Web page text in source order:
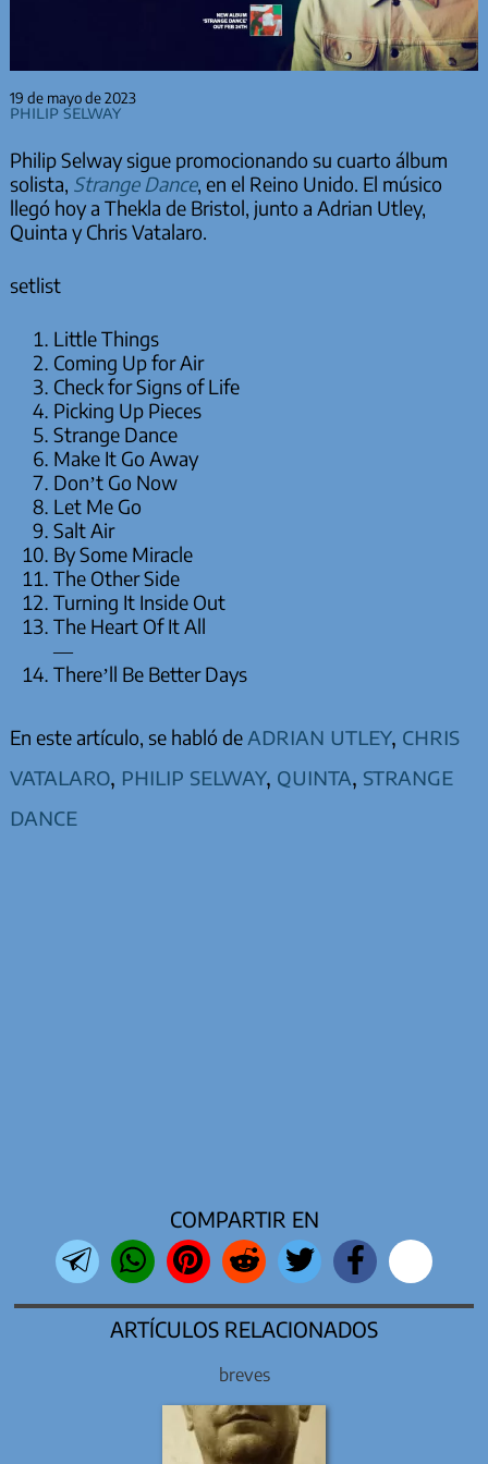
19 de mayo de 2023
Philip Selway
Philip Selway sigue promocionando su cuarto álbum
solista, Strange Dance, en el Reino Unido. El músico
llegó hoy a Thekla de Bristol, junto a Adrian Utley,
Quinta y Chris Vatalaro.
setlist
Little Things
Coming Up for Air
Check for Signs of Life
Picking Up Pieces
Strange Dance
Make It Go Away
Don’t Go Now
Let Me Go
Salt Air
By Some Miracle
The Other Side
Turning It Inside Out
The Heart Of It All
—
There’ll Be Better Days
En este artículo, se habló de adrian utley, chris
vatalaro, philip selway, quinta, strange
dance
COMPARTIR EN
ARTÍCULOS RELACIONADOS
breves